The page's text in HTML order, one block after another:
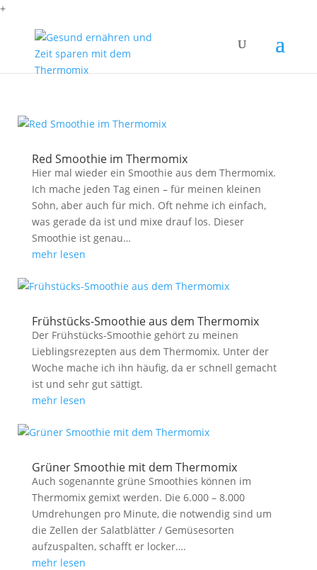
+
Red Smoothie im Thermomix
Hier mal wieder ein Smoothie aus dem Thermomix.
Ich mache jeden Tag einen – für meinen kleinen
Sohn, aber auch für mich. Oft nehme ich einfach,
was gerade da ist und mixe drauf los. Dieser
Smoothie ist genau…
mehr lesen
Frühstücks-Smoothie aus dem Thermomix
Der Frühstücks-Smoothie gehört zu meinen
Lieblingsrezepten aus dem Thermomix. Unter der
Woche mache ich ihn häufig, da er schnell gemacht
ist und sehr gut sättigt.
mehr lesen
Grüner Smoothie mit dem Thermomix
Auch sogenannte grüne Smoothies können im
Thermomix gemixt werden. Die 6.000 – 8.000
Umdrehungen pro Minute, die notwendig sind um
die Zellen der Salatblätter / Gemüsesorten
aufzuspalten, schafft er locker….
mehr lesen